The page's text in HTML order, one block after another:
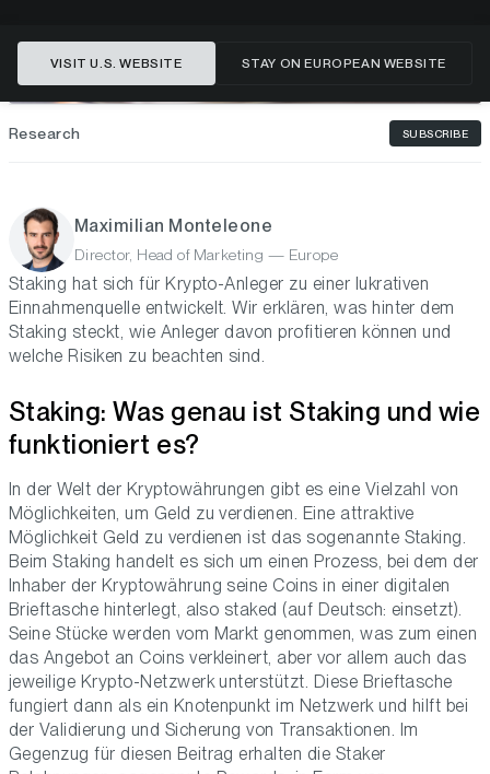
Research SUBSCRIBE
Maximilian Monteleone
Director, Head of Marketing — Europe
Staking hat sich für Krypto-Anleger zu einer lukrativen
Einnahmenquelle entwickelt. Wir erklären, was hinter dem
Staking steckt, wie Anleger davon profitieren können und
welche Risiken zu beachten sind.
Staking: Was genau ist Staking und wie
funktioniert es?
In der Welt der Kryptowährungen gibt es eine Vielzahl von
Möglichkeiten, um Geld zu verdienen. Eine attraktive
Möglichkeit Geld zu verdienen ist das sogenannte Staking.
Beim Staking handelt es sich um einen Prozess, bei dem der
Inhaber der Kryptowährung seine Coins in einer digitalen
Brieftasche hinterlegt, also staked (auf Deutsch: einsetzt).
Seine Stücke werden vom Markt genommen, was zum einen
das Angebot an Coins verkleinert, aber vor allem auch das
jeweilige Krypto-Netzwerk unterstützt. Diese Brieftasche
fungiert dann als ein Knotenpunkt im Netzwerk und hilft bei
der Validierung und Sicherung von Transaktionen. Im
Gegenzug für diesen Beitrag erhalten die Staker
VISIT U.S. WEBSITE STAY ON EUROPEAN WEBSITE